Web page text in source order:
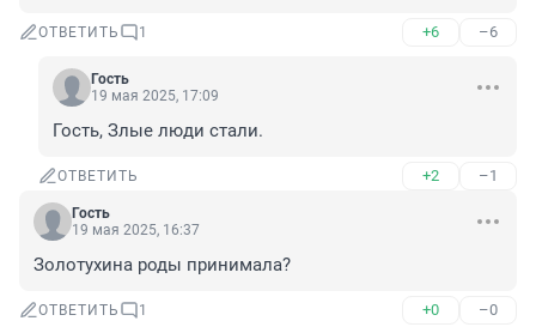
ОТВЕТИТЬ 1 +6 –6
Гость
19 мая 2025, 17:09
Гость, Злые люди стали.
ОТВЕТИТЬ +2 –1
Гость
19 мая 2025, 16:37
Золотухина роды принимала?
ОТВЕТИТЬ 1 +0 –0